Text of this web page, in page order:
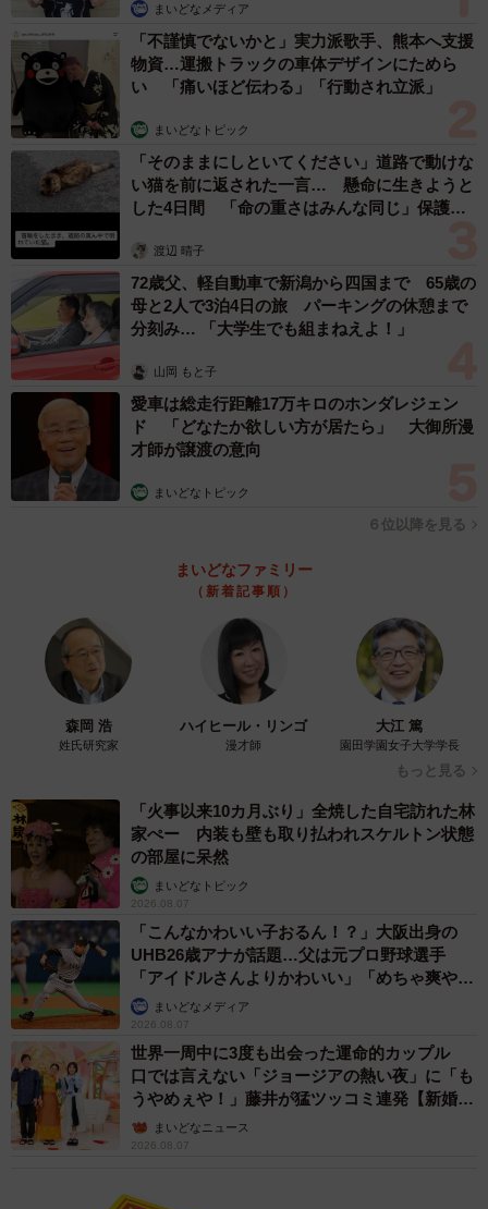
まいどなメディア
「不謹慎でないかと」実力派歌手、熊本へ支援
物資…運搬トラックの車体デザインにためら
い 「痛いほど伝わる」「行動され立派」
まいどなトピック
「そのままにしといてください」道路で動けな
い猫を前に返された一言… 懸命に生きようと
した4日間 「命の重さはみんな同じ」保護団
渡辺 晴子
72歳父、軽自動車で新潟から四国まで 65歳の
母と2人で3泊4日の旅 パーキングの休憩まで
分刻み… 「大学生でも組まねえよ！」
山岡 もと子
愛車は総走行距離17万キロのホンダレジェン
ド 「どなたか欲しい方が居たら」 大御所漫
才師が譲渡の意向
まいどなトピック
６位以降を見る
まいどなファミリー
（新着記事順）
森岡 浩
姓氏研究家
ハイヒール・リンゴ
漫才師
大江 篤
園田学園女子大学学長
もっと見る
「火事以来10カ月ぶり」全焼した自宅訪れた林
家ぺー 内装も壁も取り払われスケルトン状態
の部屋に呆然
まいどなトピック
2026.08.07
「こんなかわいい子おるん！？」大阪出身の
UHB26歳アナが話題…父は元プロ野球選手
「アイドルさんよりかわいい」「めちゃ爽や
か」まいどなメディア
2026.08.07
世界一周中に3度も出会った運命的カップル
口では言えない「ジョージアの熱い夜」に「も
うやめぇや！」藤井が猛ツッコミ連発【新婚さ
ん】まいどなニュース
2026.08.07